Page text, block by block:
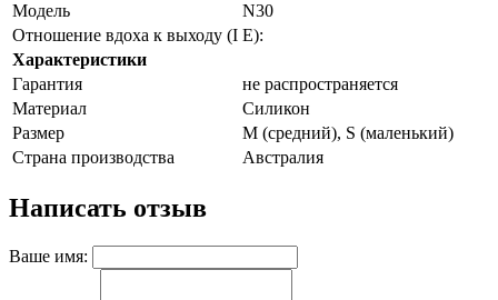
Модель
N30
Отношение вдоха к выходу (I E):
Характеристики
Гарантия
не распространяется
Материал
Силикон
Размер
M (средний), S (маленький)
Страна производства
Австралия
Написать отзыв
Ваше имя: